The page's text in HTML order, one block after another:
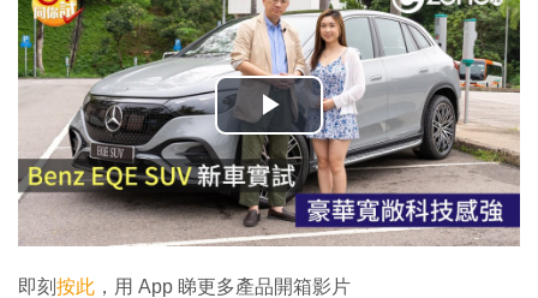
播
放
影
即刻 按此 ，用 App 睇更多產品開箱影片